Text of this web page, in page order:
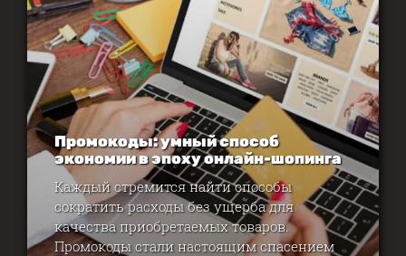
Промокоды: умный способ
экономии в эпоху онлайн-шопинга
Каждый стремится найти способы
сократить расходы без ущерба для
качества приобретаемых товаров.
Промокоды стали настоящим спасением